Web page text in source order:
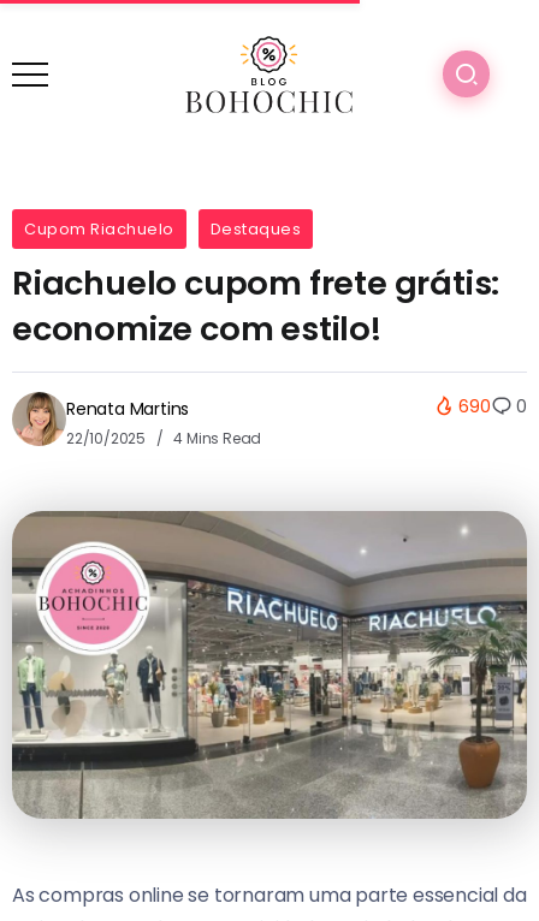
Cupom Riachuelo Destaques
Riachuelo cupom frete grátis:
economize com estilo!
Renata Martins
22/10/2025 4 Mins Read
690 0
As compras online se tornaram uma parte essencial da